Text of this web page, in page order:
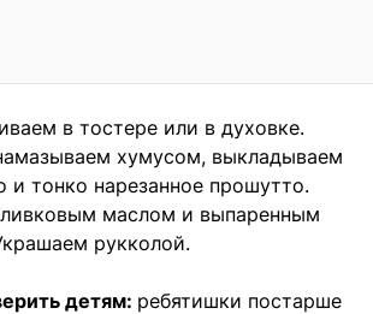
в тостере или в духовке.
хумусом, выкладываем
и тонко нарезанное прошутто.
маслом и выпаренным
рукколой.
детям: ребятишки постарше